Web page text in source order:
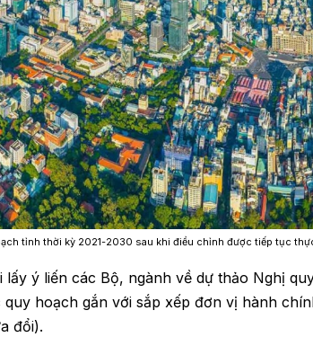
tỉnh thời kỳ 2021-2030 sau khi điều chỉnh được tiếp tục
ý liến các Bộ, ngành về dự thảo Nghị
hoạch gắn với sắp xếp đơn vị hành
đổi).